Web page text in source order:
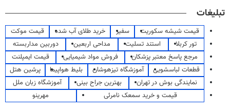
تبلیغات
قیمت شیشه سکوریت سفیر خرید طلای آب شده
قیمت موکت
تور کربلا
استند تسلیت مداحی اربعین
دوربین مداربسته
مرجع پاسخ معتبر پزشکان
فروش مواد شیمیایی
قیمت ایمپلنت
قطعات لباسشویی
آموزشگاه تیزهوشان بلیط هواپیما
پرشین هتل
نمایندگی بوش در تهران
بهترین جراح بینی
آموزشگاه زبان ملل
قیمت و خرید سمعک نامرئی
مهرینو